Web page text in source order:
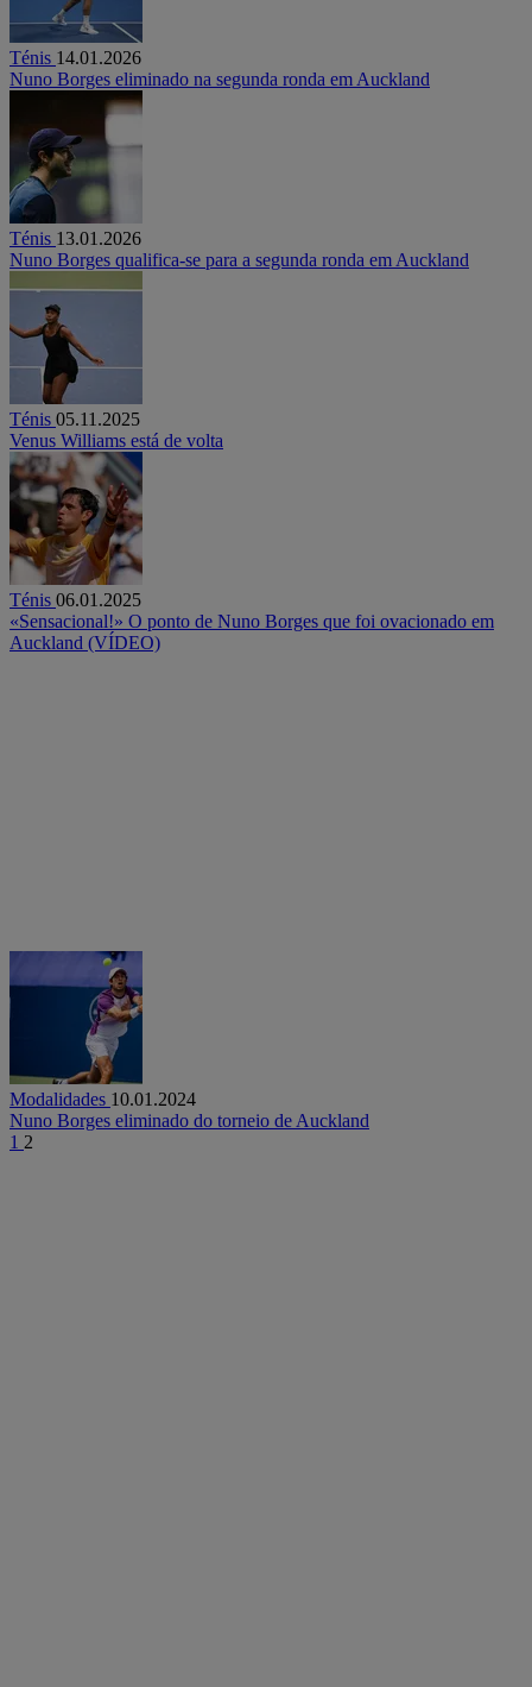
Ténis 14.01.2026
Nuno Borges eliminado na segunda ronda em Auckland
Ténis 13.01.2026
Nuno Borges qualifica-se para a segunda ronda em Auckland
Ténis 05.11.2025
Venus Williams está de volta
Ténis 06.01.2025
«Sensacional!» O ponto de Nuno Borges que foi ovacionado em
Auckland (VÍDEO)
Modalidades 10.01.2024
Nuno Borges eliminado do torneio de Auckland
1 2